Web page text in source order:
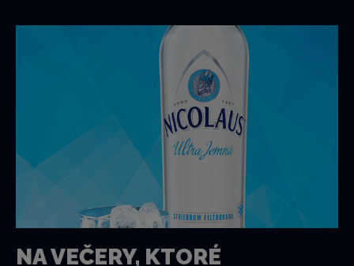
NA VEČERY, KTORÉ